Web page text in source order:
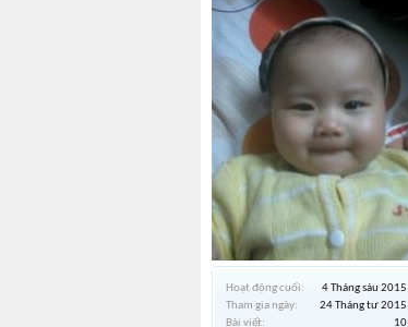
Hoạt động cuối:
4 Tháng sáu 2015
Tham gia ngày:
24 Tháng tư 2015
Bài viết:
10